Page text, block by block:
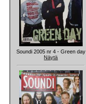
Soundi 2005 nr 4 - Green day
Näytä